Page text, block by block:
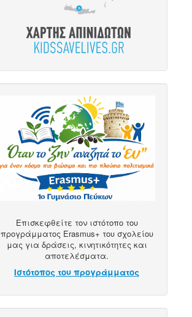
Επισκεφθείτε τον ιστότοπο του
προγράμματος Erasmus+ του σχολείου
μας για δράσεις, κινητικότητες και
αποτελέσματα.
Ιστότοπος του προγράμματος